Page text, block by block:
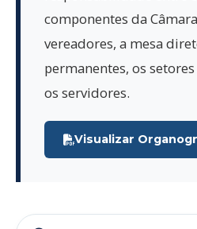
componentes da
vereadores, a mesa
permanentes, os
os servidores.
Visualizar